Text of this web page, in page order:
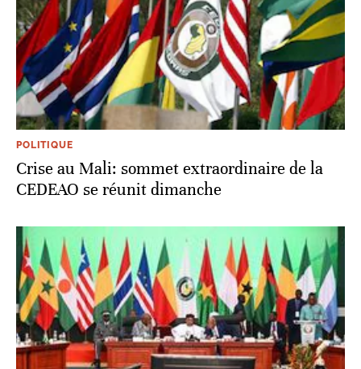
POLITIQUE
Crise au Mali: sommet extraordinaire de la
CEDEAO se réunit dimanche